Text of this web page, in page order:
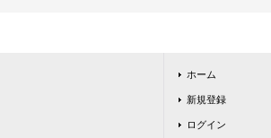
ホーム
新規登録
ログイン